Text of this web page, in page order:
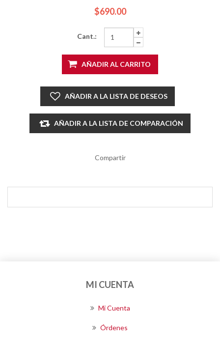
$690.00
Cant.:
AÑADIR AL CARRITO
AÑADIR A LA LISTA DE DESEOS
AÑADIR A LA LISTA DE COMPARACIÓN
Compartir
MI CUENTA
Mi Cuenta
Órdenes